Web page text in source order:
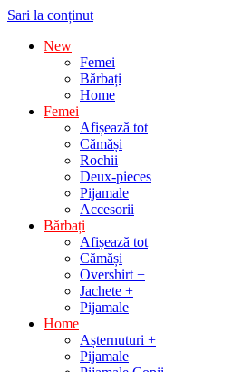
Sari la conținut
New
Femei
Bărbați
Home
Femei
Afișează tot
Cămăși
Rochii
Deux-pieces
Pijamale
Accesorii
Bărbați
Afișează tot
Cămăși
Overshirt +
Jachete +
Pijamale
Home
Așternuturi +
Pijamale